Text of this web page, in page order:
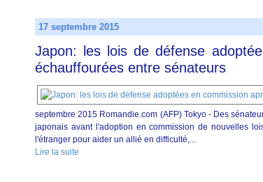
17 septembre 2015
Japon: les lois de défense
échauffourées entre sénateurs
septembre 2015 Romandie.com (AFP) Tokyo - Des
japonais avant l'adoption en commission de nouvelles
l'étranger pour aider un allié en difficulté,...
Lire la suite